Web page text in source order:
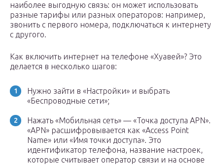
наиболее выгодную связь: он может использовать
разные тарифы или разных операторов: например,
звонить с первого номера, подключаться к интернету
с другого.
Как включить интернет на телефоне «Хуавей»? Это
делается в несколько шагов:
Нужно зайти в «Настройки» и выбрать
«Беспроводные сети»;
Нажать «Мобильная сеть» — «Точка доступа APN».
«APN» расшифровывается как «Access Point
Name» или «Имя точки доступа». Это
идентификатор телефона, название настроек,
которые считывает оператор связи и на основе